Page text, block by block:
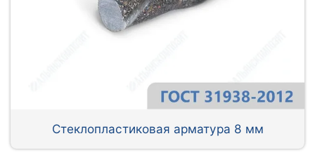
Стеклопластиковая арматура 8 мм